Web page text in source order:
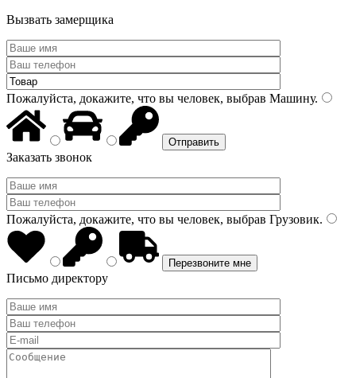
Вызвать замерщика
Пожалуйста, докажите, что вы человек, выбрав Машину.
Заказать звонок
Пожалуйста, докажите, что вы человек, выбрав Грузовик.
Письмо директору